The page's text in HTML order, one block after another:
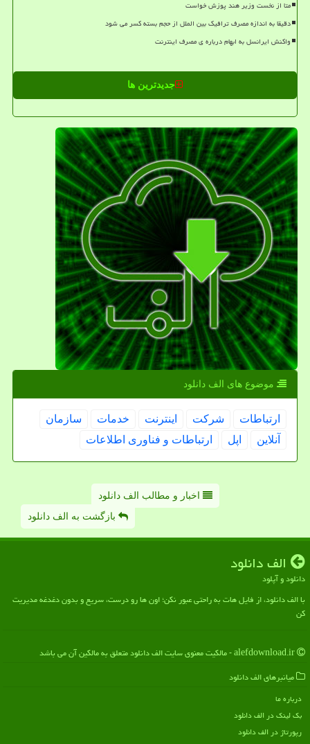
متا از نخست وزیر هند پوزش خواست
دقیقا به اندازه مصرف ترافیک بین الملل از حجم بسته کسر می شود
واکنش ایرانسل به ابهام درباره ی مصرف اینترنت
جدیدترین ها
موضوع های الف دانلود
ارتباطات شركت اینترنت خدمات
سازمان
آنلاین
اپل ارتباطات و فناوری اطلاعات
اخبار و مطالب الف دانلود
بازگشت به الف دانلود
الف دانلود
دانلود و آپلود
با الف دانلود، از فایل هات به راحتی عبور نکن؛ اون ها رو درست، سریع و بدون دغدغه مدیریت
کن
میانبرهای الف دانلود
درباره ما
بک لینک در الف دانلود
رپورتاژ در الف دانلود